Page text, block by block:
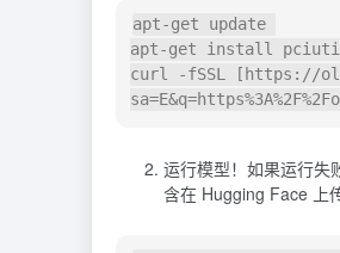
apt-get update
apt-get install
curl -fSSL [https://
运行模型！如果运行失
含在 Hugging Face 上